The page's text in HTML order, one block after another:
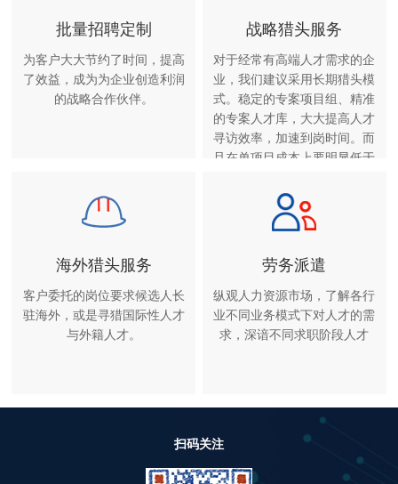
批量招聘定制
为客户大大节约了时间，提高
了效益，成为为企业创造利润
的战略合作伙伴。
战略猎头服务
对于经常有高端人才需求的企
业，我们建议采用长期猎头模
式。稳定的专案项目组、精准
的专案人才库，大大提高人才
寻访效率，加速到岗时间。而
且在单项目成本上要明显低于
海外猎头服务
客户委托的岗位要求候选人长
驻海外，或是寻猎国际性人才
与外籍人才。
劳务派遣
纵观人力资源市场，了解各行
业不同业务模式下对人才的需
求，深谙不同求职阶段人才
扫码关注